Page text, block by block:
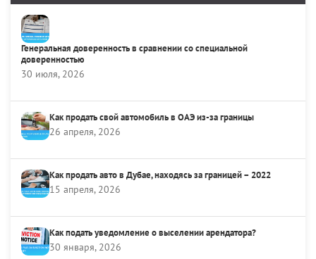
Генеральная доверенность в сравнении со специальной
доверенностью
30 июля, 2026
Как продать свой автомобиль в ОАЭ из-за границы
26 апреля, 2026
Как продать авто в Дубае, находясь за границей – 2022
15 апреля, 2026
Как подать уведомление о выселении арендатора?
30 января, 2026